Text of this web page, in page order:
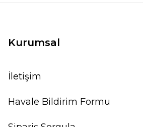
Kurumsal
İletişim
Havale Bildirim Formu